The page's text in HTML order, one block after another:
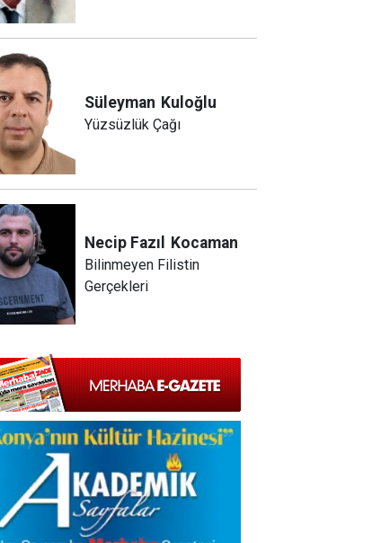
Süleyman Kuloğlu
Yüzsüzlük Çağı
Necip Fazıl Kocaman
Bilinmeyen Filistin
Gerçekleri